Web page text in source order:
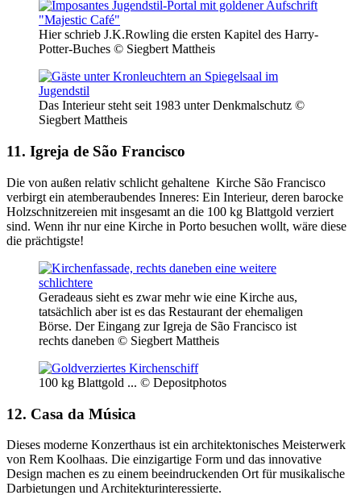
Hier schrieb J.K.Rowling die ersten Kapitel des Harry-
Potter-Buches © Siegbert Mattheis
Das Interieur steht seit 1983 unter Denkmalschutz ©
Siegbert Mattheis
11. Igreja de São Francisco
Die von außen relativ schlicht gehaltene Kirche São Francisco
verbirgt ein atemberaubendes Inneres: Ein Interieur, deren barocke
Holzschnitzereien mit insgesamt an die 100 kg Blattgold verziert
sind. Wenn ihr nur eine Kirche in Porto besuchen wollt, wäre diese
die prächtigste!
Geradeaus sieht es zwar mehr wie eine Kirche aus,
tatsächlich aber ist es das Restaurant der ehemaligen
Börse. Der Eingang zur Igreja de São Francisco ist
rechts daneben © Siegbert Mattheis
100 kg Blattgold ... © Depositphotos
12. Casa da Música
Dieses moderne Konzerthaus ist ein architektonisches Meisterwerk
von Rem Koolhaas. Die einzigartige Form und das innovative
Design machen es zu einem beeindruckenden Ort für musikalische
Darbietungen und Architekturinteressierte.